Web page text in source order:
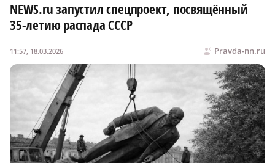
NEWS.ru запустил спецпроект, посвящённый
35-летию распада СССР
Pravda-nn.ru
11:57, 18.03.2026